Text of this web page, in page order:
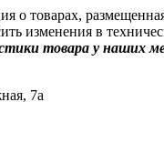
о товарах,
изменения в
товара у наших
7а